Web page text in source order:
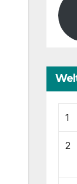
1
2